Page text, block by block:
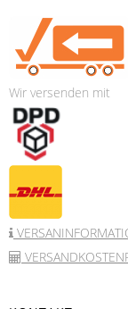
Wir versenden mit